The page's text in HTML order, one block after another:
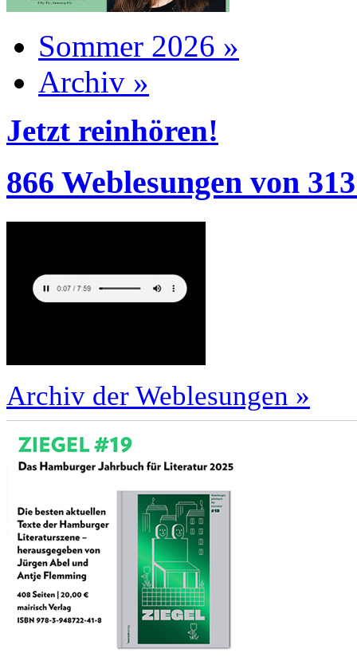
Sommer 2026 »
Archiv »
Jetzt reinhören!
866 Weblesungen von
Archiv der Weblesungen »